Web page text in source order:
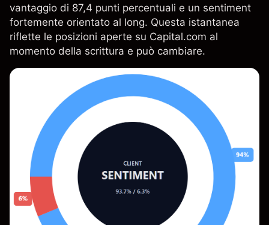
vantaggio di 87,4 punti percentuali e un sentiment
fortemente orientato al long. Questa istantanea
riflette le posizioni aperte su Capital.com al
momento della scrittura e può cambiare.